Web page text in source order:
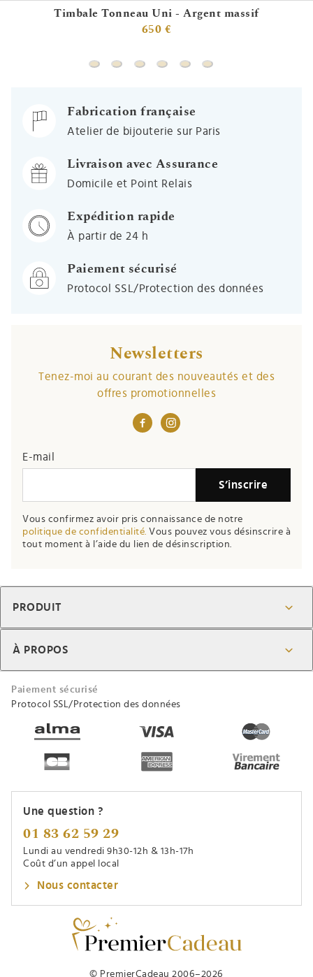
Timbale Tonneau Uni - Argent massif
650 €
Fabrication française
Atelier de bijouterie sur Paris
Livraison avec Assurance
Domicile et Point Relais
Expédition rapide
À partir de 24 h
Paiement sécurisé
Protocol SSL/Protection des données
Newsletters
Tenez-moi au courant des nouveautés et des
offres promotionnelles
E-mail
S’inscrire
Vous confirmez avoir pris connaissance de notre
politique de confidentialité. Vous pouvez vous désinscrire à
tout moment à l’aide du lien de désinscription.
© PremierCadeau 2006–2026
PRODUIT
À PROPOS
Paiement sécurisé
Protocol SSL/Protection des données
Une question ?
01 83 62 59 29
Lundi au vendredi 9h30-12h & 13h-17h
Coût d’un appel local
Nous contacter